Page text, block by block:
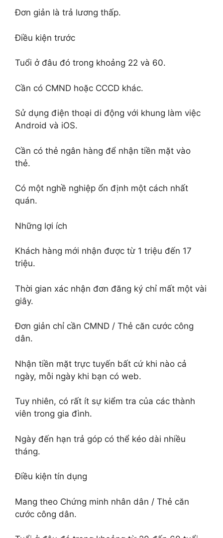
Đơn giản là trả lương thấp.
Điều kiện trước
Tuổi ở đâu đó trong khoảng 22 và 60.
Cần có CMND hoặc CCCD khác.
Sử dụng điện thoại di động với khung làm việc
Android và iOS.
Cần có thẻ ngân hàng để nhận tiền mặt vào
thẻ.
Có một nghề nghiệp ổn định một cách nhất
quán.
Những lợi ích
Khách hàng mới nhận được từ 1 triệu đến 17
triệu.
Thời gian xác nhận đơn đăng ký chỉ mất một vài
giây.
Đơn giản chỉ cần CMND / Thẻ căn cước công
dân.
Nhận tiền mặt trực tuyến bất cứ khi nào cả
ngày, mỗi ngày khi bạn có web.
Tuy nhiên, có rất ít sự kiểm tra của các thành
viên trong gia đình.
Ngày đến hạn trả góp có thể kéo dài nhiều
tháng.
Điều kiện tín dụng
Mang theo Chứng minh nhân dân / Thẻ căn
cước công dân.